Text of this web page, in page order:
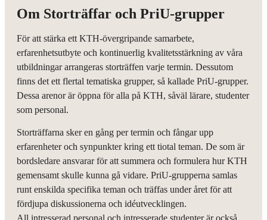
Om Storträffar och PriU-grupper
För att stärka ett KTH-övergripande samarbete,
erfarenhetsutbyte och kontinuerlig kvalitetsstärkning av våra
utbildningar arrangeras storträffen varje termin. Dessutom
finns det ett flertal tematiska grupper, så kallade PriU-grupper.
Dessa arenor är öppna för alla på KTH, såväl lärare, studenter
som personal.
Storträffarna sker en gång per termin och fångar upp
erfarenheter och synpunkter kring ett tiotal teman. De som är
bordsledare ansvarar för att summera och formulera hur KTH
gemensamt skulle kunna gå vidare. PriU-grupperna samlas
runt enskilda specifika teman och träffas under året för att
fördjupa diskussionerna och idéutvecklingen.
All intresserad personal och intresserade studenter är också